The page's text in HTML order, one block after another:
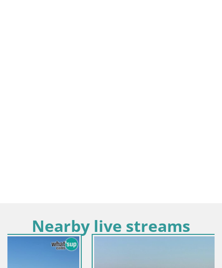
Nearby live streams